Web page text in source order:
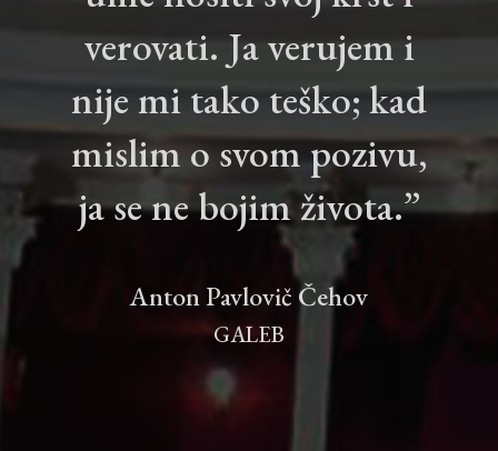
verovati. Ja verujem i
nije mi tako teško; kad
mislim o svom pozivu,
ja se ne bojim života.”
Anton Pavlovič Čehov
GALEB